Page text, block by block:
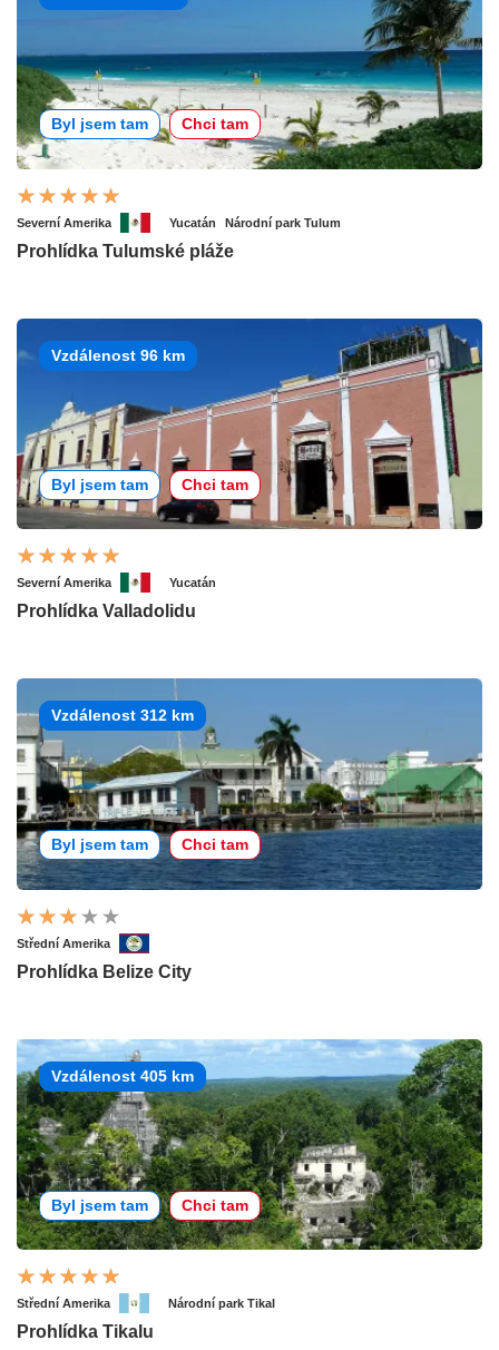
Byl jsem tam Chci tam
Severní Amerika Yucatán Národní park Tulum
Prohlídka Tulumské pláže
Vzdálenost 96 km
Byl jsem tam Chci tam
Severní Amerika Yucatán
Prohlídka Valladolidu
Vzdálenost 312 km
Byl jsem tam Chci tam
Střední Amerika
Prohlídka Belize City
Vzdálenost 405 km
Byl jsem tam Chci tam
Střední Amerika Národní park Tikal
Prohlídka Tikalu